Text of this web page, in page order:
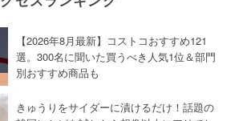
【2026年8月最新】コストコおすすめ121
選。300名に聞いた買うべき人気1位＆部門
別おすすめ商品も
きゅうりをサイダーに漬けるだけ！話題の